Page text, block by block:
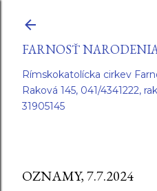
FARNOSŤ
Rímskokatolícka cirkev
Raková 145, 041/4341222,
31905145
OZNAMY, 7.7.2024